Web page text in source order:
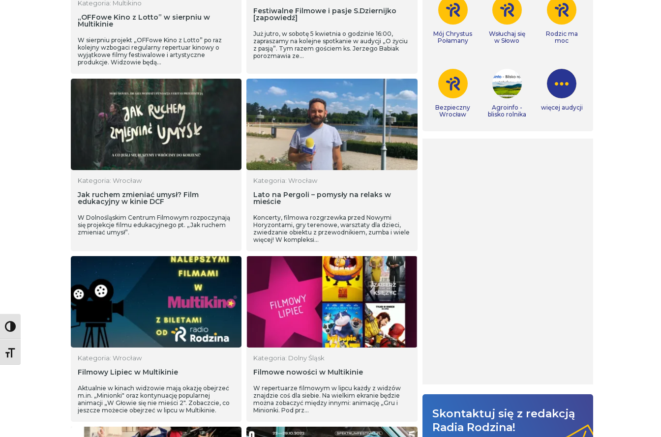
Toggle High Contrast
Toggle Font size
Kategoria: Multikino
„OFFowe Kino z Lotto” w sierpniu w
Multikinie
W sierpniu projekt „OFFowe Kino z Lotto” po raz
kolejny wzbogaci regularny repertuar kinowy o
wyjątkowe filmy festiwalowe i artystyczne
produkcje. Widzowie będą…
Festiwalne Filmowe i pasje S.Dziernijko
[zapowiedź]
Już jutro, w sobotę 5 kwietnia o godzinie 16:00,
zapraszamy na kolejne spotkanie w audycji „O życiu
z pasją”. Tym razem gościem ks. Jerzego Babiak
porozmawia ze…
Kategoria: Wrocław
Jak ruchem zmieniać umysł? Film
edukacyjny w kinie DCF
W Dolnośląskim Centrum Filmowym rozpoczynają
się projekcje filmu edukacyjnego pt. „Jak ruchem
zmieniać umysł”.
Kategoria: Wrocław
Lato na Pergoli – pomysły na relaks w
mieście
Koncerty, filmowa rozgrzewka przed Nowymi
Horyzontami, gry terenowe, warsztaty dla dzieci,
zwiedzanie obiektu z przewodnikiem, zumba i wiele
więcej! W kompleksi…
Kategoria: Wrocław
Filmowy Lipiec w Multikinie
Aktualnie w kinach widzowie mają okazję obejrzeć
m.in. „Minionki" oraz kontynuację popularnej
animacji „W Głowie się nie mieści 2". Zobaczcie, co
jeszcze możecie obejrzeć w lipcu w Multikinie.
Kategoria: Dolny Śląsk
Filmowe nowości w Multikinie
W repertuarze filmowym w lipcu każdy z widzów
znajdzie coś dla siebie. Na wielkim ekranie będzie
można zobaczyć między innymi: animację „Gru i
Minionki. Pod prz…
Mój Chrystus
Połamany
Wsłuchaj się
w Słowo
Rodzic ma
moc
Bezpieczny
Wrocław
Agroinfo -
blisko rolnika
więcej audycji
Skontaktuj się z redakcją
Radia Rodzina!